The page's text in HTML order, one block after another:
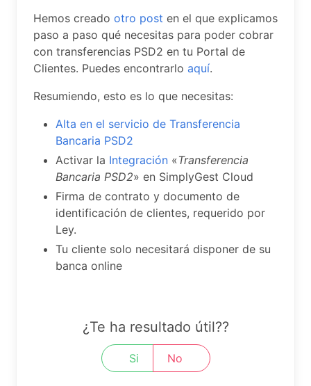
Hemos creado otro post en el que explicamos
paso a paso qué necesitas para poder cobrar
con transferencias PSD2 en tu Portal de
Clientes. Puedes encontrarlo aquí.
Resumiendo, esto es lo que necesitas:
Alta en el servicio de Transferencia
Bancaria PSD2
Activar la Integración «Transferencia
Bancaria PSD2» en SimplyGest Cloud
Firma de contrato y documento de
identificación de clientes, requerido por
Ley.
Tu cliente solo necesitará disponer de su
banca online
¿Te ha resultado útil??
Si No